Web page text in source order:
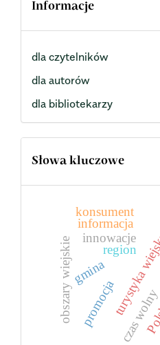
Informacje
dla czytelników
dla autorów
dla bibliotekarzy
Słowa kluczowe
promocjaturystyka
obszary wiejskie innowacje
gmina
czas wolny
region
informacja
konsument